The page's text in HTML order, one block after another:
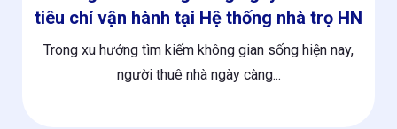
tiêu chí vận hành tại Hệ thống nhà trọ HN
Trong xu hướng tìm kiếm không gian sống hiện nay,
người thuê nhà ngày càng...